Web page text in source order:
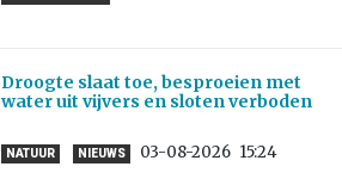
Droogte slaat toe, besproeien met
water uit vijvers en sloten verboden
NATUUR NIEUWS 03-08-2026 15:24